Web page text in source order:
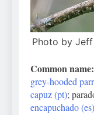
Photo by
Common name:
grey-hooded
capuz (pt);
encapuchado (es)